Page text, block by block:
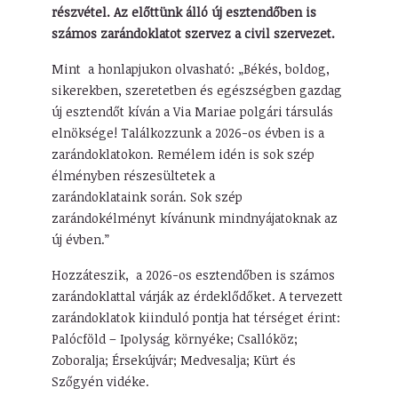
részvétel. Az előttünk álló új esztendőben is
számos zarándoklatot szervez a civil szervezet.
Mint a honlapjukon olvasható: „Békés, boldog,
sikerekben, szeretetben és egészségben gazdag
új esztendőt kíván a Via Mariae polgári társulás
elnöksége! Találkozzunk a 2026-os évben is a
zarándoklatokon. Remélem idén is sok szép
élményben részesültetek a
zarándoklataink során. Sok szép
zarándokélményt kívánunk mindnyájatoknak az
új évben.”
Hozzáteszik, a 2026-os esztendőben is számos
zarándoklattal várják az érdeklődőket. A tervezett
zarándoklatok kiinduló pontja hat térséget érint:
Palócföld – Ipolyság környéke; Csallóköz;
Zoboralja; Érsekújvár; Medvesalja; Kürt és
Szőgyén vidéke.